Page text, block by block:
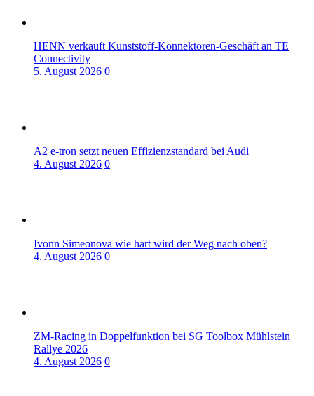
HENN verkauft Kunststoff-Konnektoren-Geschäft an TE
Connectivity
5. August 2026 0
A2 e-tron setzt neuen Effizienzstandard bei Audi
4. August 2026 0
Ivonn Simeonova wie hart wird der Weg nach oben?
4. August 2026 0
ZM-Racing in Doppelfunktion bei SG Toolbox Mühlstein
Rallye 2026
4. August 2026 0